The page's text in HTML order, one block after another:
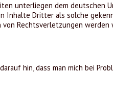
unterliegen dem
Dritter als solche
Rechtsverletzungen
hin, dass man mich bei